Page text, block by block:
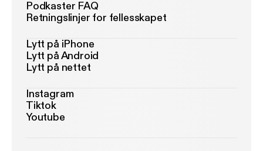
Podkaster FAQ
Retningslinjer for fellesskapet
Lytt på iPhone
Lytt på Android
Lytt på nettet
Instagram
Tiktok
Youtube